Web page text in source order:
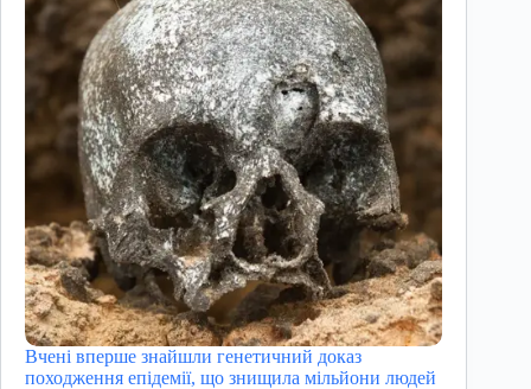
Вчені вперше знайшли генетичний доказ
походження епідемії, що знищила мільйони людей